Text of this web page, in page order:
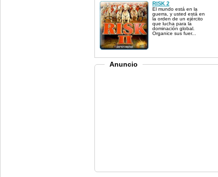
RISK 2
El mundo está en la
guerra, y usted está en
la orden de un ejército
que lucha para la
dominación global.
Organice sus fuer...
Anuncio